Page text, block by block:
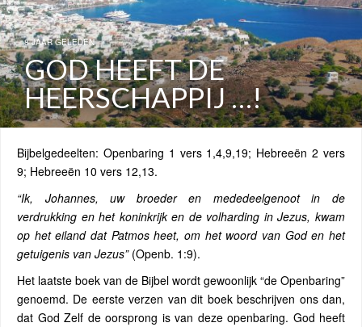
8 JAAR GELEDEN
GOD HEEFT DE
HEERSCHAPPIJ …!
Bijbelgedeelten: Openbaring 1 vers 1,4,9,19; Hebreeën 2 vers
9; Hebreeën 10 vers 12,13.
“Ik, Johannes, uw broeder en mededeelgenoot in de
verdrukking en het koninkrijk en de volharding in Jezus, kwam
op het eiland dat Patmos heet, om het woord van God en het
getuigenis van Jezus”(Openb. 1:9).
Het laatste boek van de Bijbel wordt gewoonlijk “de Openbaring”
genoemd. De eerste verzen van dit boek beschrijven ons dan,
dat God Zelf de oorsprong is van deze openbaring. God heeft